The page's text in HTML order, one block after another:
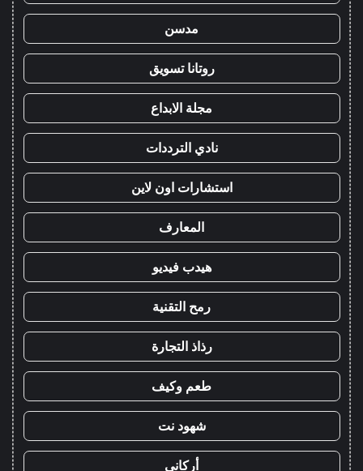
مدسن
روتانا تسويق
مجلة الابداع
نادي الترددات
استشارات اون لاين
المعارف
هيدب فيديو
رمح التقنية
رذاذ التجارة
طعم وكيف
شهود نت
أركاني